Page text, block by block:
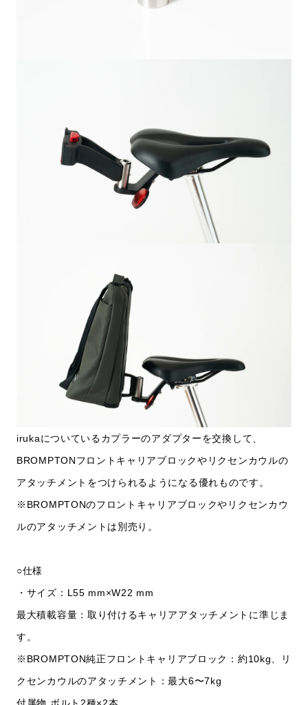
irukaについているカプラーのアダプターを交換して、
BROMPTONフロントキャリアブロックやリクセンカウルの
アタッチメントをつけられるようになる優れものです。
※BROMPTONのフロントキャリアブロックやリクセンカウ
ルのアタッチメントは別売り。
○仕様
・サイズ：L55 mm×W22 mm
最大積載容量：取り付けるキャリアアタッチメントに準じま
す。
※BROMPTON純正フロントキャリアブロック：約10kg、リ
クセンカウルのアタッチメント：最大6〜7kg
付属物 ボルト2種×2本